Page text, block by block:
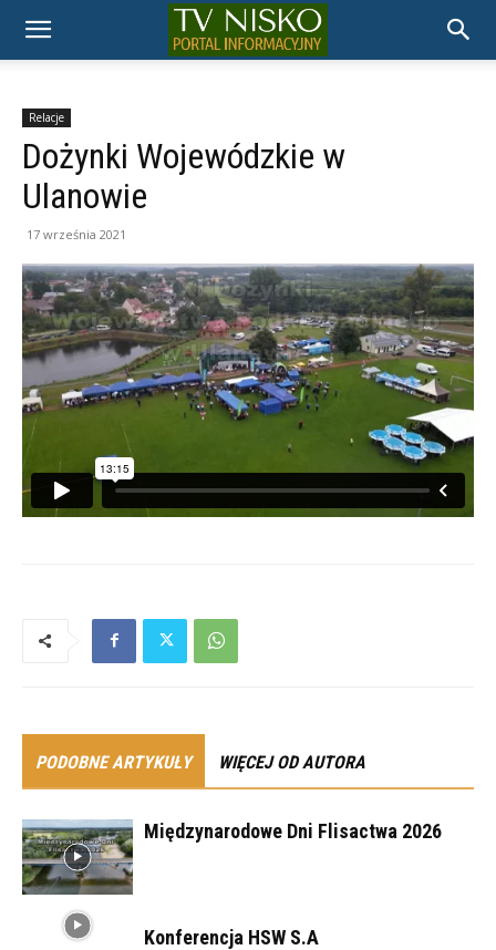
TELEWIZJA
NISKO
Relacje
Dożynki Wojewódzkie w
Ulanowie
17 września 2021
PODOBNE ARTYKUŁY WIĘCEJ OD AUTORA
Międzynarodowe Dni Flisactwa 2026
Konferencja HSW S.A